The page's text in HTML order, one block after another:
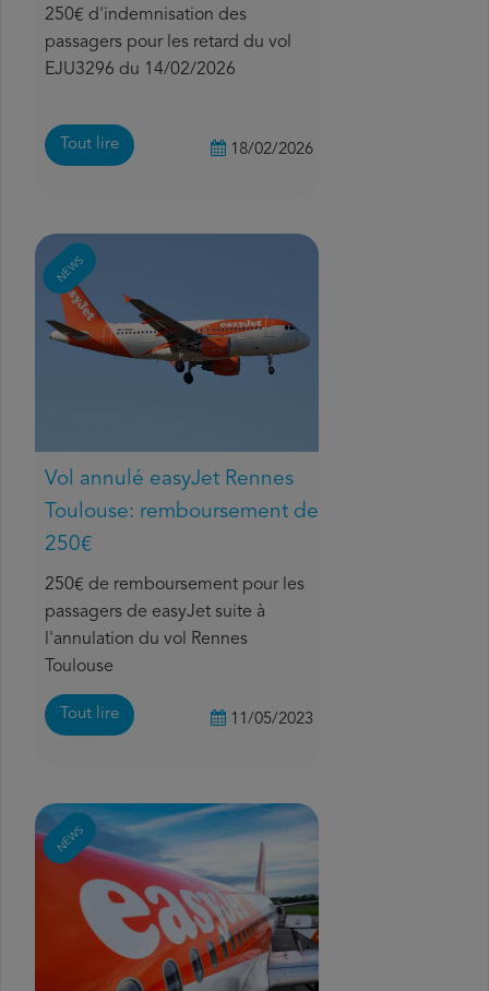
250€ d'indemnisation des
passagers pour les retard du vol
EJU3296 du 14/02/2026
Tout lire 18/02/2026
NEWS
Vol annulé easyJet Rennes
Toulouse: remboursement de
250€
250€ de remboursement pour les
passagers de easyJet suite à
l'annulation du vol Rennes
Toulouse
Tout lire 11/05/2023
NEWS